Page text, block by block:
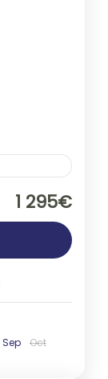
1 295€
Sep
Oct